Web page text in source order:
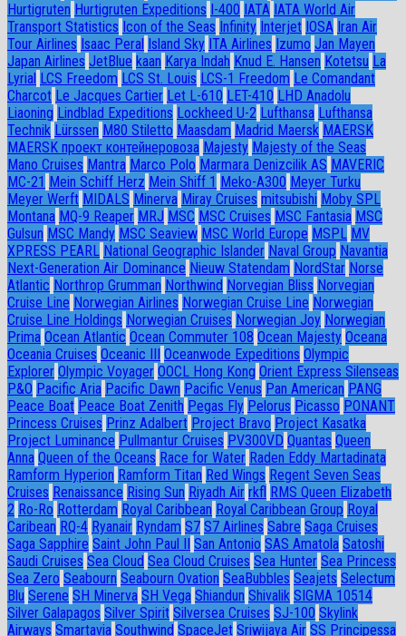
Hurtigruten Hurtigruten Expeditions I-400 IATA IATA World Air
Transport Statistics Icon of the Seas Infinity Interjet IOSA Iran Air
Tour Airlines Isaac Peral Island Sky ITA Airlines Izumo Jan Mayen
Japan Airlines JetBlue kaan Karya Indah Knud E. Hansen Kotetsu La
Lyrial LCS Freedom LCS St. Louis LCS-1 Freedom Le Comandant
Charcot Le Jacques Cartier Let L-610 LET-410 LHD Anadolu
Liaoning Lindblad Expeditions Lockheed U-2 Lufthansa Lufthansa
Technik Lürssen M80 Stiletto Maasdam Madrid Maersk MAERSK
MAERSK проект контейнеровоза Majesty Majesty of the Seas
Mano Cruises Mantra Marco Polo Marmara Denizcilik AS MAVERIC
MC-21 Mein Schiff Herz Mein Shiff 1 Meko-A300 Meyer Turku
Meyer Werft MIDALS Minerva Miray Cruises mitsubishi Moby SPL
Montana MQ-9 Reaper MRJ MSC MSC Cruises MSC Fantasia MSC
Gulsun MSC Mandy MSC Seaview MSC World Europe MSPL MV
XPRESS PEARL National Geographic Islander Naval Group Navantia
Next-Generation Air Dominance Nieuw Statendam NordStar Norse
Atlantic Northrop Grumman Northwind Norvegian Bliss Norvegian
Cruise Line Norwegian Airlines Norwegian Cruise Line Norwegian
Cruise Line Holdings Norwegian Cruises Norwegian Joy Norwegian
Prima Ocean Atlantic Ocean Commuter 108 Ocean Majesty Oceana
Oceania Cruises Oceanic III Oceanwode Expeditions Olympic
Explorer Olympic Voyager OOCL Hong Kong Orient Express Silenseas
P&O Pacific Aria Pacific Dawn Pacific Venus Pan American PANG
Peace Boat Peace Boat Zenith Pegas Fly Pelorus Picasso PONANT
Princess Cruises Prinz Adalbert Project Bravo Project Kasatka
Project Luminance Pullmantur Cruises PV300VD Quantas Queen
Anna Queen of the Oceans Race for Water Raden Eddy Martadinata
Ramform Hyperion Ramform Titan Red Wings Regent Seven Seas
Cruises Renaissance Rising Sun Riyadh Air rkfl RMS Queen Elizabeth
2 Ro-Ro Rotterdam Royal Caribbean Royal Caribbean Group Royal
Caribean RQ-4 Ryanair Ryndam S7 S7 Airlines Sabre Saga Cruises
Saga Sapphire Saint John Paul II San Antonio SAS Amatola Satoshi
Saudi Cruises Sea Cloud Sea Cloud Cruises Sea Hunter Sea Princess
Sea Zero Seabourn Seabourn Ovation SeaBubbles Seajets Selectum
Blu Serene SH Minerva SH Vega Shiandun Shivalik SIGMA 10514
Silver Galapagos Silver Spirit Silversea Cruises SJ-100 Skylink
Airways Smartavia Southwind SpaceJet Sriwijaya Air SS Principessa